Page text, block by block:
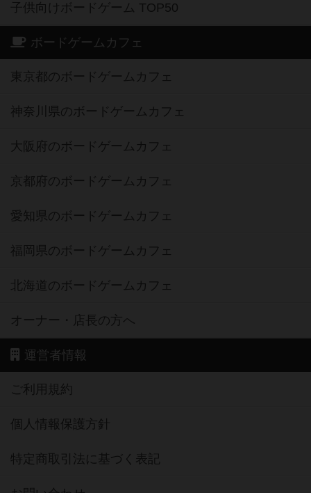
子供向けボードゲーム TOP50
ボードゲームカフェ
東京都のボードゲームカフェ
神奈川県のボードゲームカフェ
大阪府のボードゲームカフェ
京都府のボードゲームカフェ
愛知県のボードゲームカフェ
福岡県のボードゲームカフェ
北海道のボードゲームカフェ
オーナー・店長の方へ
運営者情報
ご利用規約
個人情報保護方針
特定商取引法に基づく表記